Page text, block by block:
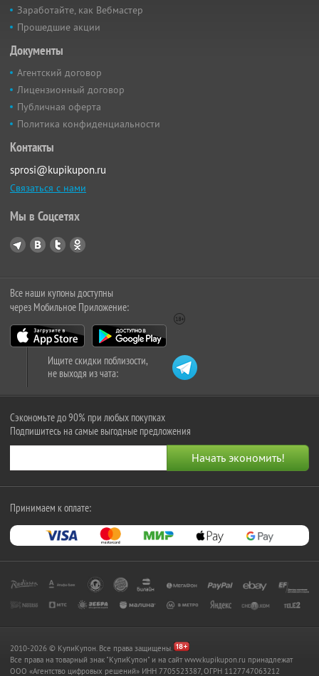
Заработайте, как Вебмастер
Прошедшие акции
Документы
Агентский договор
Лицензионный договор
Публичная оферта
Политика конфиденциальности
Контакты
sprosi@kupikupon.ru
Связаться с нами
Мы в Соцсетях
Все наши купоны доступны
через Мобильное Приложение:
Ищите скидки поблизости,
не выходя из чата:
Сэкономьте до 90% при любых покупках
Подпишитесь на самые выгодные предложения
Принимаем к оплате:
2010-2026 © КупиКупон. Все права защищены.
Все права на товарный знак "КупиКупон" и на сайт www.kupikupon.ru принадлежат
OOO «Агентство цифровых решений» ИНН 7705523387, ОГРН 1127747063212